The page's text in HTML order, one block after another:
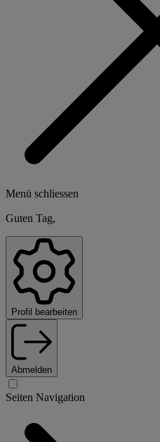
Menü schliessen
Guten Tag,
Profil bearbeiten
Abmelden
Seiten Navigation